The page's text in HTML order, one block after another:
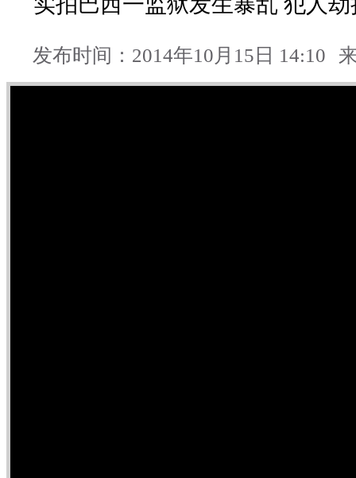
发布时间：2014年10月15日 14:10